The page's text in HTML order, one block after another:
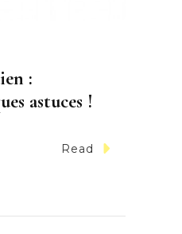
:
astuces !
Read